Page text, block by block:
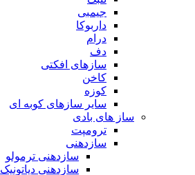
جیمبی
داربوکا
درام
دف
سازهای افکتی
کاخن
کوزه
سایر سازهای کوبه ای
ساز های بادی
ترومپت
سازدهنی
سازدهنی ترمولو
سازدهنی دیاتونیک